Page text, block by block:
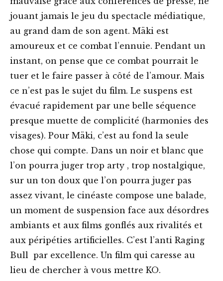
jouant jamais le jeu du spectacle médiatique,
au grand dam de son agent. Mäki est
amoureux et ce combat l’ennuie. Pendant un
instant, on pense que ce combat pourrait le
tuer et le faire passer à côté de l’amour. Mais
ce n’est pas le sujet du film. Le suspens est
évacué rapidement par une belle séquence
presque muette de complicité (harmonies des
visages). Pour Mäki, c’est au fond la seule
chose qui compte. Dans un noir et blanc que
l’on pourra juger trop arty , trop nostalgique,
sur un ton doux que l’on pourra juger pas
assez vivant, le cinéaste compose une balade,
un moment de suspension face aux désordres
ambiants et aux films gonflés aux rivalités et
aux péripéties artificielles. C’est l’anti Raging
Bull par excellence. Un film qui caresse au
lieu de chercher à vous mettre KO.